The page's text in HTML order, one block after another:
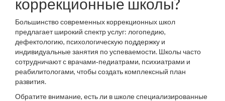
Большинство современных коррекционных школ
предлагает широкий спектр услуг: логопедию,
дефектологию, психологическую поддержку и
индивидуальные занятия по успеваемости. Школы часто
сотрудничают с врачами‑педиатрами, психиатрами и
реабилитологами, чтобы создать комплексный план
развития.
Обратите внимание, есть ли в школе специализированные